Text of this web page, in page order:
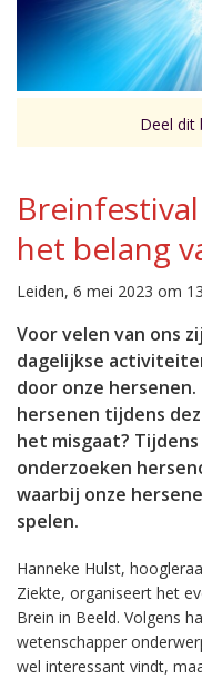
Deel dit
het belang
Leiden, 6 mei 2023 om
Voor velen van ons
dagelijkse
door onze
hersenen tijdens
het misgaat?
onderzoeken
waarbij onze
spelen.
Hanneke Hulst,
Ziekte, organiseert het
Brein in Beeld. Volgens
wetenschapper
wel interessant vindt,